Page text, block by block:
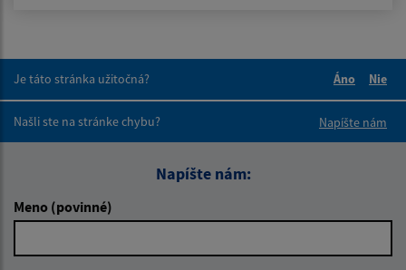
Je táto stránka užitočná?
Áno
Nie
Našli ste na stránke chybu?
Napíšte nám
Napíšte nám:
Meno (povinné)